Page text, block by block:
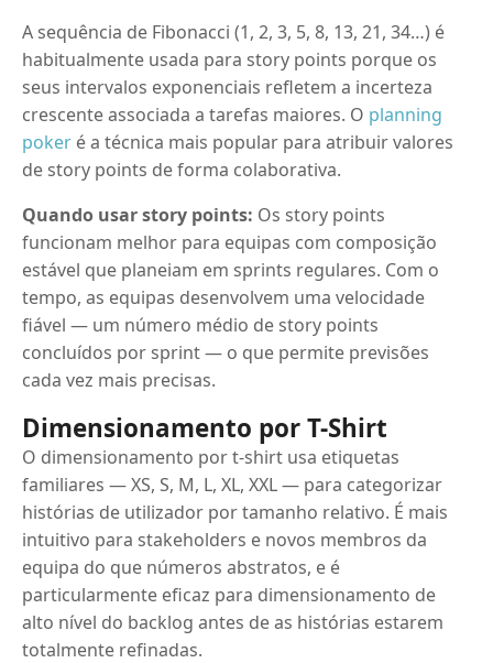
A sequência de Fibonacci (1, 2, 3, 5, 8, 13, 21, 34…) é
habitualmente usada para story points porque os
seus intervalos exponenciais refletem a incerteza
crescente associada a tarefas maiores. O planning
poker é a técnica mais popular para atribuir valores
de story points de forma colaborativa.
Quando usar story points: Os story points
funcionam melhor para equipas com composição
estável que planeiam em sprints regulares. Com o
tempo, as equipas desenvolvem uma velocidade
fiável — um número médio de story points
concluídos por sprint — o que permite previsões
cada vez mais precisas.
Dimensionamento por T-Shirt
O dimensionamento por t-shirt usa etiquetas
familiares — XS, S, M, L, XL, XXL — para categorizar
histórias de utilizador por tamanho relativo. É mais
intuitivo para stakeholders e novos membros da
equipa do que números abstratos, e é
particularmente eficaz para dimensionamento de
alto nível do backlog antes de as histórias estarem
totalmente refinadas.